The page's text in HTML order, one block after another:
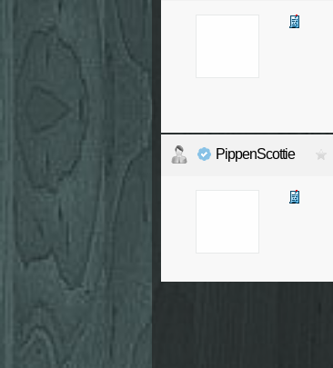
PippenScottie